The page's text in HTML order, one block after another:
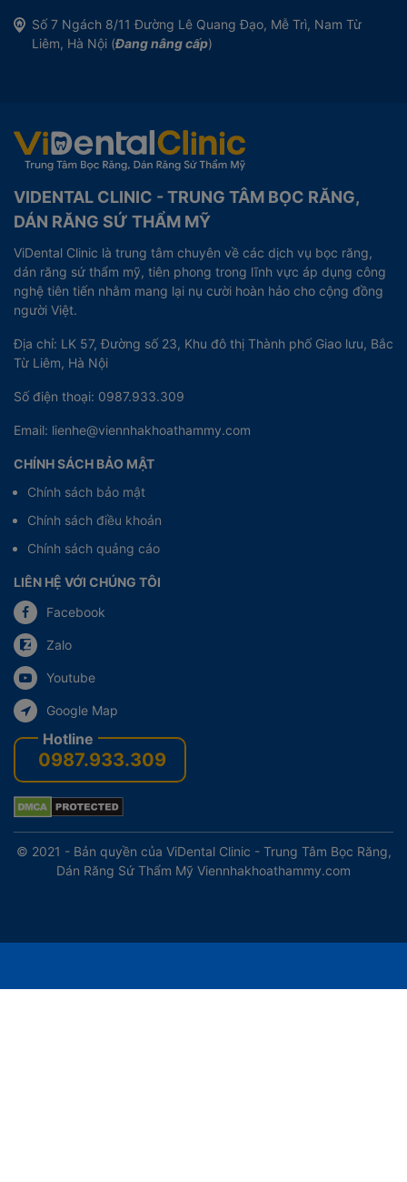
Số 7 Ngách 8/11 Đường Lê Quang Đạo, Mễ Trì, Nam Từ
Liêm, Hà Nội (Đang nâng cấp)
VIDENTAL CLINIC - TRUNG TÂM BỌC RĂNG,
DÁN RĂNG SỨ THẨM MỸ
ViDental Clinic là trung tâm chuyên về các dịch vụ bọc răng,
dán răng sứ thẩm mỹ, tiên phong trong lĩnh vực áp dụng công
nghệ tiên tiến nhằm mang lại nụ cười hoàn hảo cho cộng đồng
người Việt.
Địa chỉ: LK 57, Đường số 23, Khu đô thị Thành phố Giao lưu, Bắc
Từ Liêm, Hà Nội
Số điện thoại: 0987.933.309
Email: lienhe@viennhakhoathammy.com
CHÍNH SÁCH BẢO MẬT
Chính sách bảo mật
Chính sách điều khoản
Chính sách quảng cáo
LIÊN HỆ VỚI CHÚNG TÔI
Facebook
Zalo
Youtube
Google Map
0987.933.309
© 2021 - Bản quyền của ViDental Clinic - Trung Tâm Bọc Răng,
Dán Răng Sứ Thẩm Mỹ Viennhakhoathammy.com